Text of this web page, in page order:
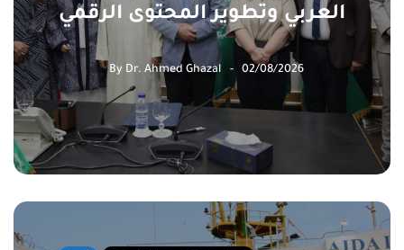
العربي وتطوير المحتوى الرقمي
By Dr. Ahmed Ghazal 02/08/2026